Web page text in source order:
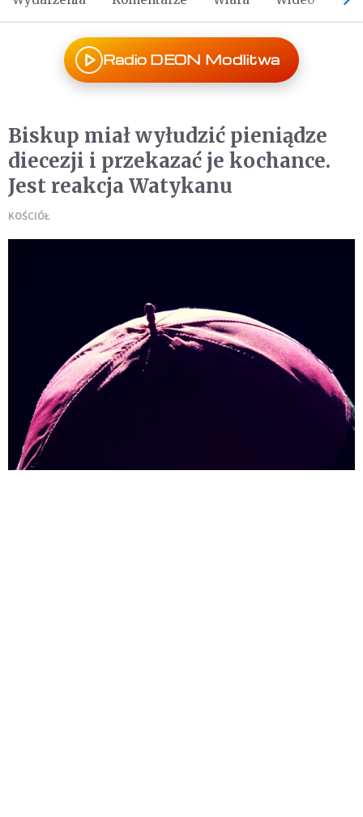
Radio DEON Modlitwa
Biskup miał wyłudzić pieniądze
diecezji i przekazać je kochance.
Jest reakcja Watykanu
KOŚCIÓŁ